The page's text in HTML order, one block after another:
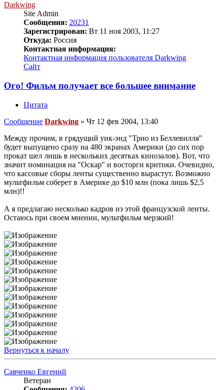
Darkwing
Site Admin
Сообщения: 20231
Зарегистрирован: Вт 11 ноя 2003, 11:27
Откуда: Россия
Контактная информация:
Контактная информация пользователя Darkwing
Сайт
Ого! Фильм получает все большее внимание
Цитата
Сообщение Darkwing » Чт 12 фев 2004, 13:40
Между прочим, в грядущий уик-энд "Трио из Беллевилля"
будет выпущено сразу на 480 экранах Америки (до сих пор
прокат шел лишь в нескольких десятках кинозалов). Вот, что
значит номинация на "Оскар" и восторги критики. Очевидно,
что кассовые сборы ленты существенно вырастут. Возможно
мультфильм соберет в Америке до $10 млн (пока лишь $2,5
млн)!!
А я предлагаю несколько кадров из этой французской ленты.
Остаюсь при своем мнении, мультфильм мерзкий!
Вернуться к началу
Савченко Евгений
Ветеран